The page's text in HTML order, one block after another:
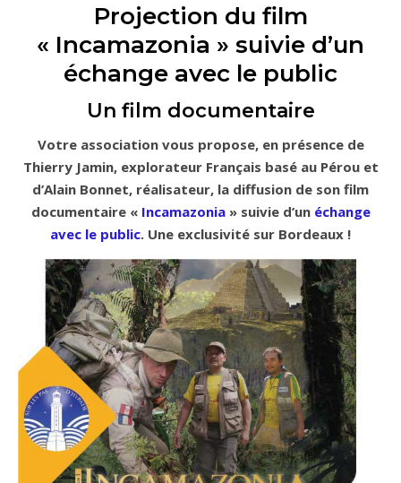
Projection du film
« Incamazonia » suivie d’un
échange avec le public
Un film documentaire
Votre association vous propose, en présence de
Thierry Jamin, explorateur Français basé au Pérou et
d’Alain Bonnet, réalisateur, la diffusion de son film
documentaire « Incamazonia» suivie d’un échange
avec le public. Une exclusivité sur Bordeaux !